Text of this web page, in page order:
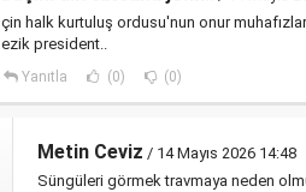
çin halk kurtuluş ordusu'nun onur
ezik president..
Yanıtla (0) (0)
Metin Ceviz / 14 Mayıs 2026 14:48
Süngüleri görmek travmaya neden